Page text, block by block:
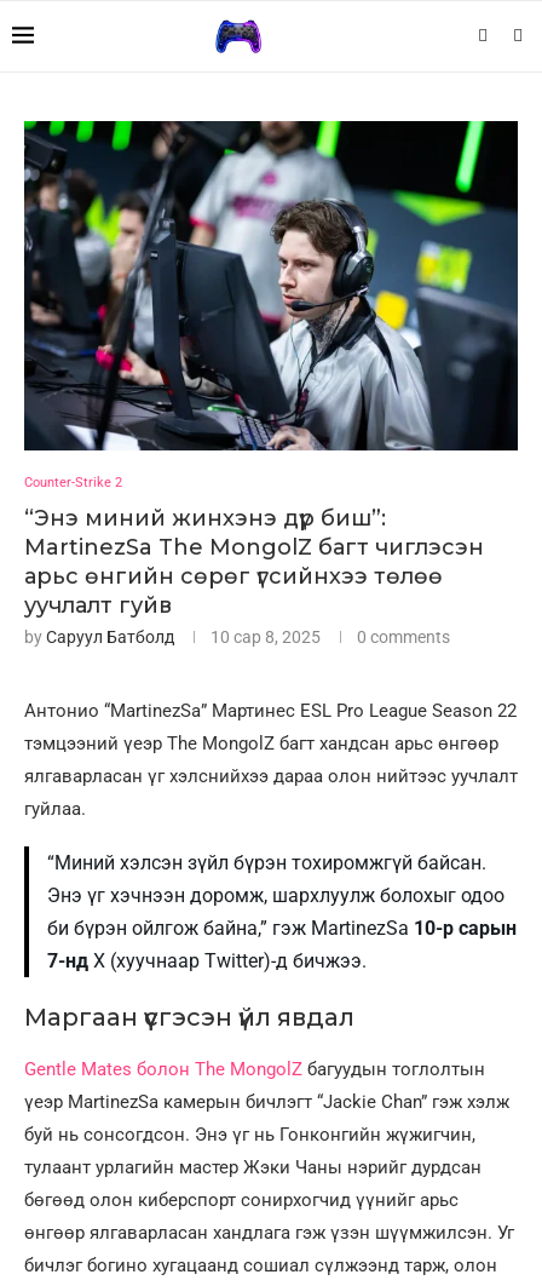
Counter-Strike 2
“Энэ миний жинхэнэ дүр биш”:
MartinezSa The MongolZ багт чиглэсэн
арьс өнгийн сөрөг үгсийнхээ төлөө
уучлалт гуйв
byСаруул Батболд 10 сар 8, 2025 0 comments
Антонио “MartinezSa” Мартинес ESL Pro League Season 22
тэмцээний үеэр The MongolZ багт хандсан арьс өнгөөр
ялгаварласан үг хэлснийхээ дараа олон нийтээс уучлалт
гуйлаа.
“Миний хэлсэн зүйл бүрэн тохиромжгүй байсан.
Энэ үг хэчнээн доромж, шархлуулж болохыг одоо
би бүрэн ойлгож байна,” гэж MartinezSa 10-р сарын
7-нд X (хуучнаар Twitter)-д бичжээ.
Маргаан үүсгэсэн үйл явдал
Gentle Mates болон The MongolZ багуудын тоглолтын
үеэр MartinezSa камерын бичлэгт “Jackie Chan” гэж хэлж
буй нь сонсогдсон. Энэ үг нь Гонконгийн жүжигчин,
тулаант урлагийн мастер Жэки Чаны нэрийг дурдсан
бөгөөд олон киберспорт сонирхогчид үүнийг арьс
өнгөөр ялгаварласан хандлага гэж үзэн шүүмжилсэн. Уг
бичлэг богино хугацаанд сошиал сүлжээнд тарж, олон